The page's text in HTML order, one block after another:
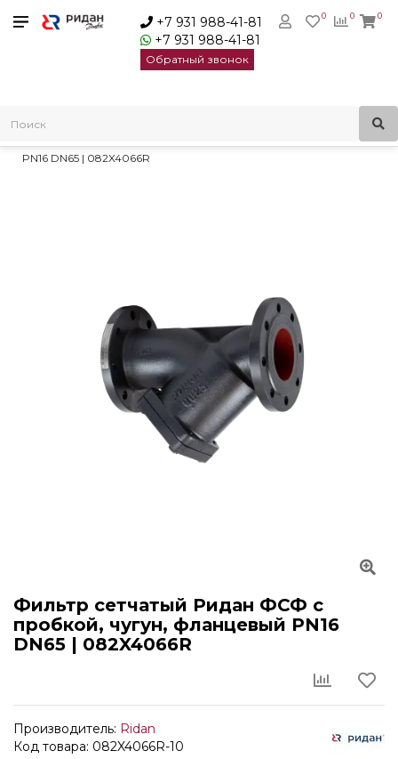
+7 931 988-41-81
+7 931 988-41-81
Обратный звонок
0
0 0
Трубопроводная арматура
Фильтр сетчатый Ридан ФСФ с пробкой, чугун, фланцевый
PN16 DN65 | 082X4066R
Фильтр сетчатый Ридан ФСФ с
пробкой, чугун, фланцевый PN16
DN65 | 082X4066R
Производитель: Ridan
Код товара: 082X4066R-10